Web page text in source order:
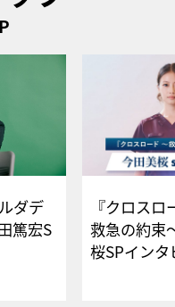
ダデ
篤宏S
ー
『クロス
救急の約束
桜SPイ